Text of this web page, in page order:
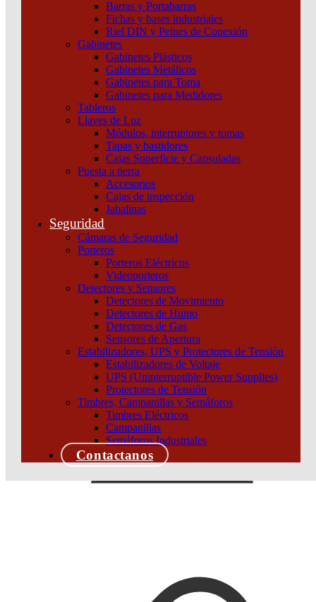
Barras y Portabarras
Fichas y bases industriales
Riel DIN y Peines de Conexión
Gabinetes
Gabinetes Plásticos
Gabinetes Metálicos
Gabinetes para Toma
Gabinetes para Medidores
Tableros
Llaves de Luz
Módulos, interruptores y tomas
Tapas y bastidores
Cajas Superficie y Capsuladas
Puesta a tierra
Accesorios
Cajas de inspección
Jabalinas
Seguridad
Cámaras de Seguridad
Porteros
Porteros Eléctricos
Videoporteros
Detectores y Sensores
Detectores de Movimiento
Detectores de Humo
Detectores de Gas
Sensores de Apertura
Estabilizadores, UPS y Protectores de Tensión
Estabilizadores de Voltaje
UPS (Uninterruptible Power Supplies)
Protectores de Tensión
Timbres, Campanillas y Semáforos
Timbres Eléctricos
Campanillas
Semáforos Industriales
Contactanos
VARIADOR 1FASE 240V 0,55KW 0,75HP 2,5A
Schneider
Añadir al carrito